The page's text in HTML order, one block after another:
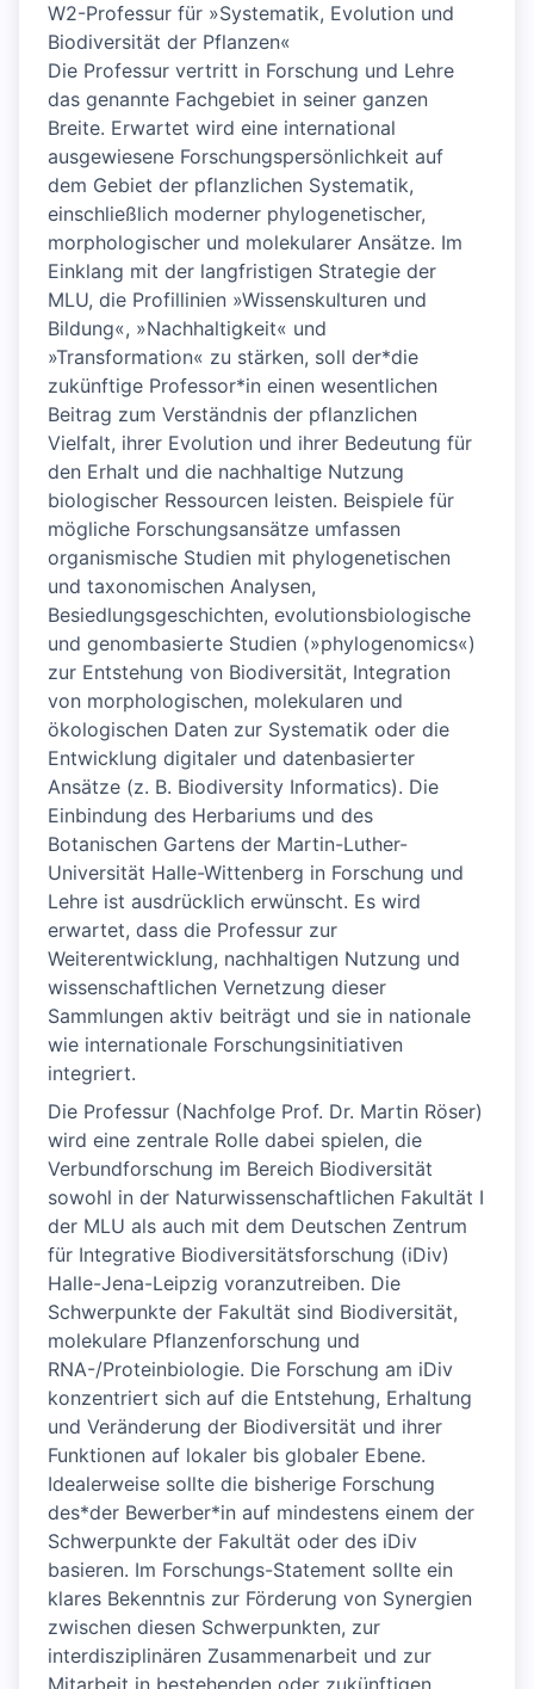
W2-Professur für »Systematik, Evolution und
Biodiversität der Pflanzen«
Die Professur vertritt in Forschung und Lehre
das genannte Fachgebiet in seiner ganzen
Breite. Erwartet wird eine international
ausgewiesene Forschungspersönlichkeit auf
dem Gebiet der pflanzlichen Systematik,
einschließlich moderner phylogenetischer,
morphologischer und molekularer Ansätze. Im
Einklang mit der langfristigen Strategie der
MLU, die Profillinien »Wissenskulturen und
Bildung«, »Nachhaltigkeit« und
»Transformation« zu stärken, soll der*die
zukünftige Professor*in einen wesentlichen
Beitrag zum Verständnis der pflanzlichen
Vielfalt, ihrer Evolution und ihrer Bedeutung für
den Erhalt und die nachhaltige Nutzung
biologischer Ressourcen leisten. Beispiele für
mögliche Forschungsansätze umfassen
organismische Studien mit phylogenetischen
und taxonomischen Analysen,
Besiedlungsgeschichten, evolutionsbiologische
und genombasierte Studien (»phylogenomics«)
zur Entstehung von Biodiversität, Integration
von morphologischen, molekularen und
ökologischen Daten zur Systematik oder die
Entwicklung digitaler und datenbasierter
Ansätze (z. B. Biodiversity Informatics). Die
Einbindung des Herbariums und des
Botanischen Gartens der Martin-Luther-
Universität Halle-Wittenberg in Forschung und
Lehre ist ausdrücklich erwünscht. Es wird
erwartet, dass die Professur zur
Weiterentwicklung, nachhaltigen Nutzung und
wissenschaftlichen Vernetzung dieser
Sammlungen aktiv beiträgt und sie in nationale
wie internationale Forschungsinitiativen
integriert.
Die Professur (Nachfolge Prof. Dr. Martin Röser)
wird eine zentrale Rolle dabei spielen, die
Verbundforschung im Bereich Biodiversität
sowohl in der Naturwissenschaftlichen Fakultät I
der MLU als auch mit dem Deutschen Zentrum
für Integrative Biodiversitätsforschung (iDiv)
Halle-Jena-Leipzig voranzutreiben. Die
Schwerpunkte der Fakultät sind Biodiversität,
molekulare Pflanzenforschung und
RNA-/Proteinbiologie. Die Forschung am iDiv
konzentriert sich auf die Entstehung, Erhaltung
und Veränderung der Biodiversität und ihrer
Funktionen auf lokaler bis globaler Ebene.
Idealerweise sollte die bisherige Forschung
des*der Bewerber*in auf mindestens einem der
Schwerpunkte der Fakultät oder des iDiv
basieren. Im Forschungs-Statement sollte ein
klares Bekenntnis zur Förderung von Synergien
zwischen diesen Schwerpunkten, zur
interdisziplinären Zusammenarbeit und zur
Mitarbeit in bestehenden oder zukünftigen